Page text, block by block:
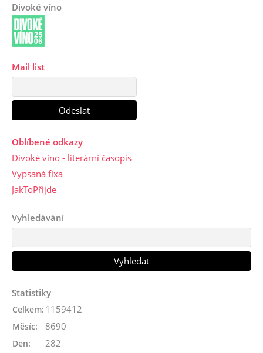
Divoké víno
Mail list
Oblíbené odkazy
Divoké víno - literární časopis
Vypsaná fixa
JakToPřijde
Vyhledávání
Statistiky
Celkem: 1159412
Měsíc: 8690
Den: 282